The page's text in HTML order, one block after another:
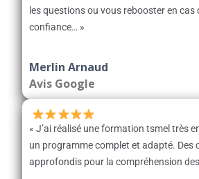
les questions ou vous rebooster en cas
confiance… »
Merlin Arnaud
Avis Google
« J’ai réalisé une formation tsmel très
un programme complet et adapté. Des
approfondis pour la compréhension